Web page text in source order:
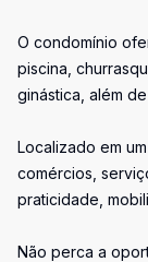
O condomínio
piscina,
ginástica, além
Localizado em
comércios,
praticidade,
Não perca a